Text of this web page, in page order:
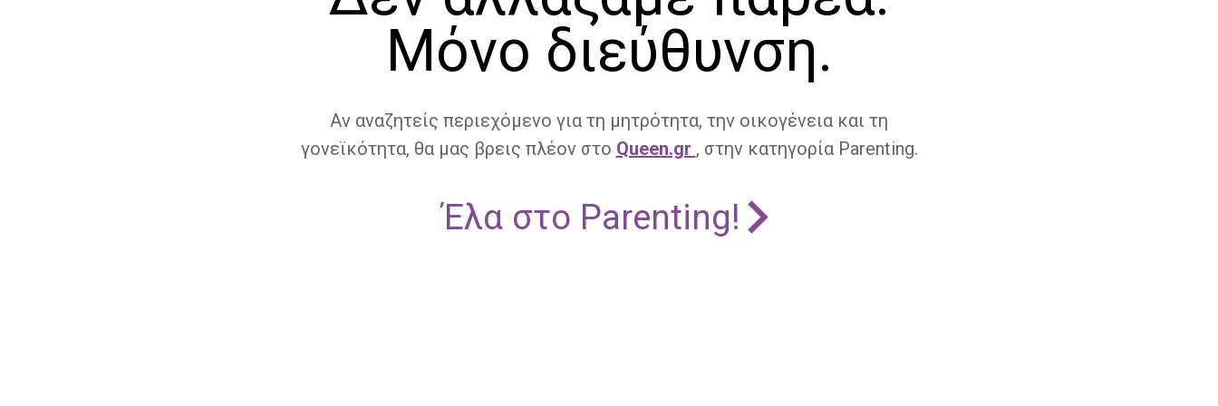
Μόνο διεύθυνση.
Αν αναζητείς περιεχόμενο για τη μητρότητα, την οικογένεια και τη
γονεϊκότητα, θα μας βρεις πλέον στο Queen.gr , στην κατηγορία Parenting.
Έλα στο Parenting!